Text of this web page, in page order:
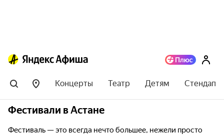
Концерты Театр Детям Стендап
Фестивали в Астане
Фестиваль — это всегда нечто большее, нежели просто